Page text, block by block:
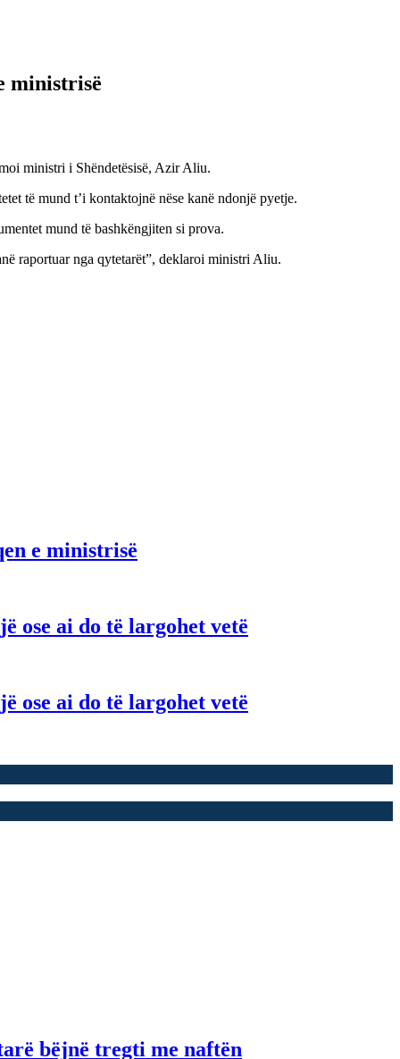
ministrisë
ministri i Shëndetësisë, Azir Aliu.
të mund t’i kontaktojnë nëse kanë ndonjë pyetje.
mund të bashkëngjiten si prova.
raportuar nga qytetarët”, deklaroi ministri Aliu.
e ministrisë
ose ai do të largohet vetë
ose ai do të largohet vetë
bëjnë tregti me naftën